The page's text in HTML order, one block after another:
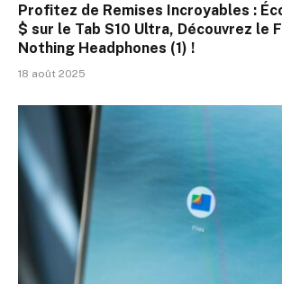
Profitez de Remises Incroyables :
$ sur le Tab S10 Ultra, Découvrez le
Nothing Headphones (1) !
18 août 2025